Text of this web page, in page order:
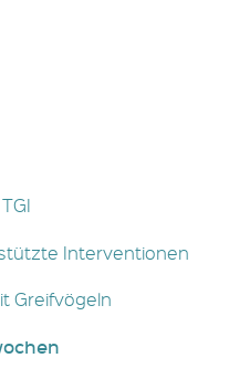
Interventionen
Greifvögeln